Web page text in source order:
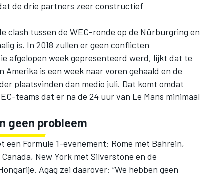
de drie partners zeer constructief
clash tussen de WEC-ronde op de Nürburgring en
is. In 2018 zullen er geen conflicten
afgelopen week gepresenteerd werd, lijkt dat te
is een week naar voren gehaald en de
plaatsvinden dan medio juli. Dat komt omdat
teams dat er na de 24 uur van Le Mans minimaal
geen probleem
Formule 1-evenement: Rome met Bahrein,
New York met Silverstone en de
Agag zei daarover: “We hebben geen